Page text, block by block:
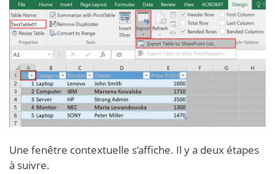
Une fenêtre contextuelle s’affiche. Il y a deux étapes
à suivre.